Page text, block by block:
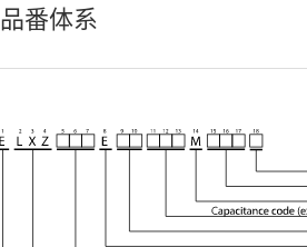
品番体系